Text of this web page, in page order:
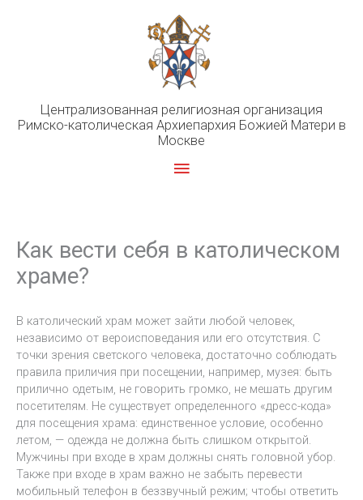
Централизованная религиозная организация
Римско-католическая Архиепархия Божией Матери в
Москве
Главное
Как вести себя в католическом
храме?
В католический храм может зайти любой человек,
независимо от вероисповедания или его отсутствия. С
точки зрения светского человека, достаточно соблюдать
правила приличия при посещении, например, музея: быть
прилично одетым, не говорить громко, не мешать другим
посетителям. Не существует определенного «дресс-кода»
для посещения храма: единственное условие, особенно
летом, — одежда не должна быть слишком открытой.
Мужчины при входе в храм должны снять головной убор.
Также при входе в храм важно не забыть перевести
мобильный телефон в беззвучный режим; чтобы ответить